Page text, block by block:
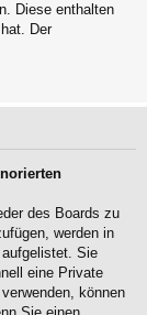
Diese enthalten
Der
des Boards zu
werden in
Sie
eine Private
können